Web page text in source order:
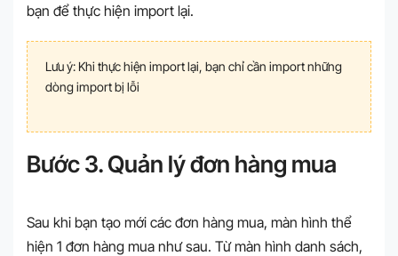
bạn để thực hiện import lại.
Lưu ý: Khi thực hiện import lại, bạn chỉ cần import những
dòng import bị lỗi
Bước 3. Quản lý đơn hàng mua
Sau khi bạn tạo mới các đơn hàng mua, màn hình thể
hiện 1 đơn hàng mua như sau. Từ màn hình danh sách,